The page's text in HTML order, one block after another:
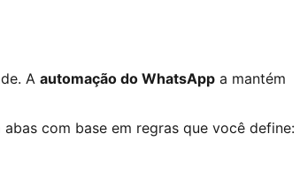
A automação do WhatsApp a mantém
com base em regras que você define: